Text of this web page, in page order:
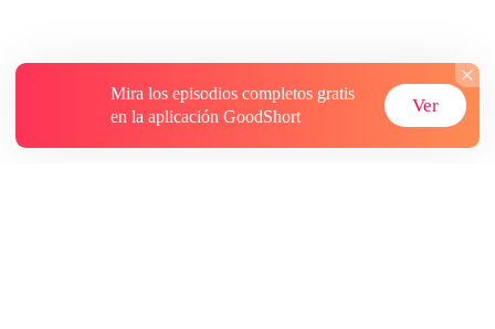
Mira los episodios completos gratis
en la aplicación GoodShort
Ver